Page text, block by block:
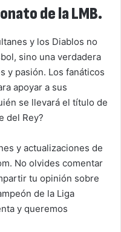
de la LMB.
y los Diablos no
sino una verdadera
y pasión. Los fanáticos
apoyar a sus
se llevará el título de
del Rey?
y actualizaciones de
No olvides comentar
tu opinión sobre
de la Liga
y queremos